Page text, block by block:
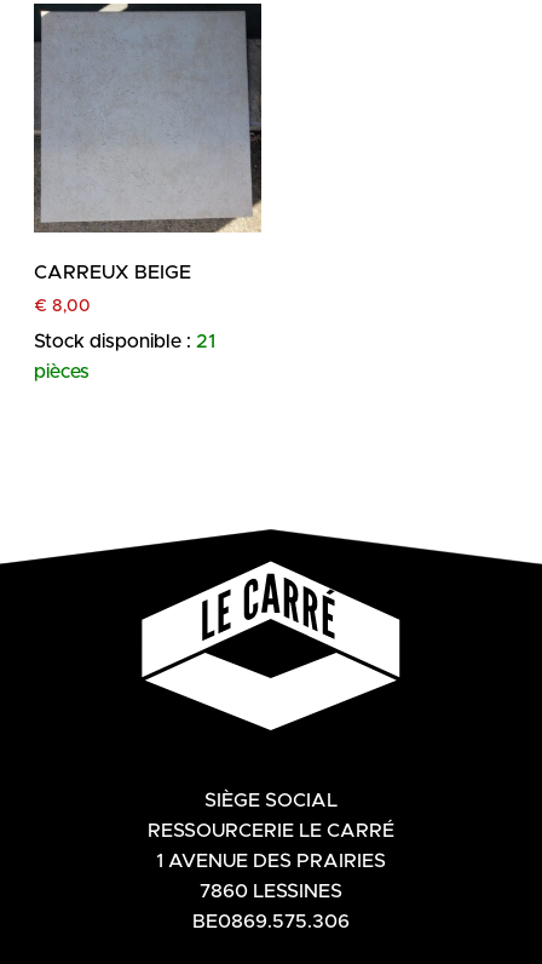
CARREUX BEIGE
€ 8,00
Stock disponible : 21
pièces
SIÈGE SOCIAL
RESSOURCERIE LE CARRÉ
1 AVENUE DES PRAIRIES
7860 LESSINES
BE0869.575.306